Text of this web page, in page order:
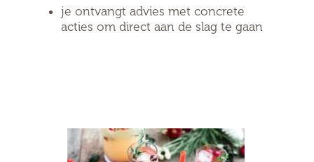
je ontvangt advies met concrete
acties om direct aan de slag te gaan